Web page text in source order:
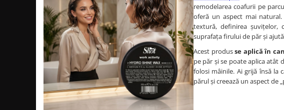
remodelarea coafurii pe
oferă un aspect mai
textură, definirea șuvițelor,
suprafața firului de păr și
Acest produsse aplică în
pe păr și se poate aplica atât
folosi mâinile. Ai grijă însă la
părul și creează un aspect de